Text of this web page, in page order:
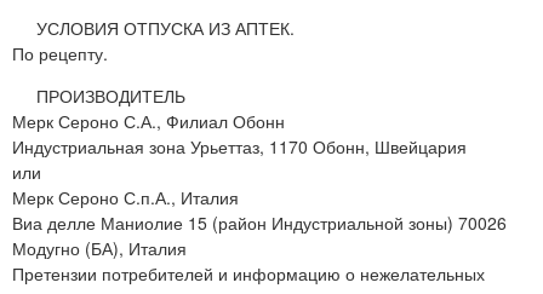
УСЛОВИЯ ОТПУСКА ИЗ АПТЕК.
По рецепту.
ПРОИЗВОДИТЕЛЬ
Мерк Сероно С.А., Филиал Обонн
Индустриальная зона Урьеттаз, 1170 Обонн, Швейцария
или
Мерк Сероно С.п.А., Италия
Виа делле Маниолие 15 (район Индустриальной зоны) 70026
Модугно (БА), Италия
Претензии потребителей и информацию о нежелательных